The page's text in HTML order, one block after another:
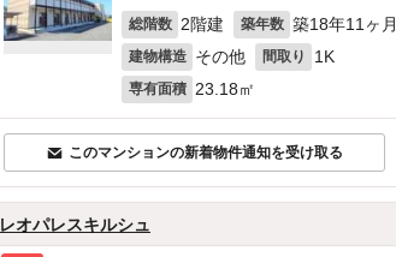
総階数 2階建 築年数 築18年11ヶ月
建物構造 その他 間取り 1K
専有面積 23.18㎡
このマンションの新着物件通知を受け取る
レオパレスキルシュ